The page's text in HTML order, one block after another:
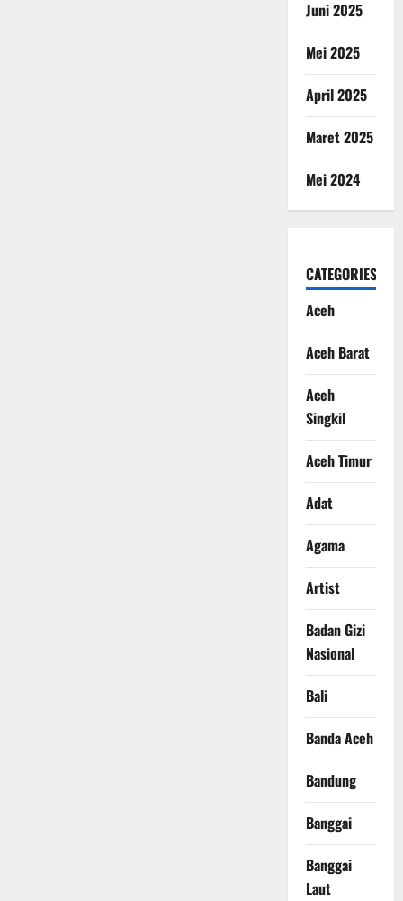
Juni 2025
Mei 2025
April 2025
Maret 2025
Mei 2024
CATEGORIES
Aceh
Aceh Barat
Aceh
Singkil
Aceh Timur
Adat
Agama
Artist
Badan Gizi
Nasional
Bali
Banda Aceh
Bandung
Banggai
Banggai
Laut